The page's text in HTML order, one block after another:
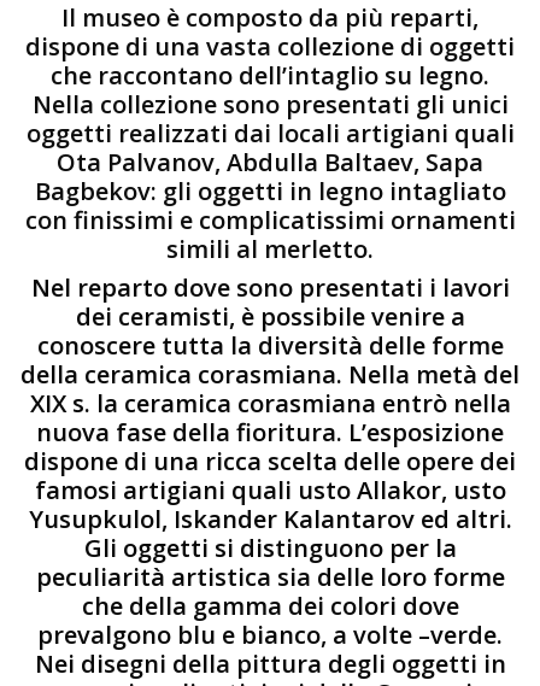
Il museo è composto da più reparti,
dispone di una vasta collezione di oggetti
che raccontano dell’intaglio su legno.
Nella collezione sono presentati gli unici
oggetti realizzati dai locali artigiani quali
Ota Palvanov, Abdulla Baltaev, Sapa
Bagbekov: gli oggetti in legno intagliato
con finissimi e complicatissimi ornamenti
simili al merletto.
Nel reparto dove sono presentati i lavori
dei ceramisti, è possibile venire a
conoscere tutta la diversità delle forme
della ceramica corasmiana. Nella metà del
XIX s. la ceramica corasmiana entrò nella
nuova fase della fioritura. L’esposizione
dispone di una ricca scelta delle opere dei
famosi artigiani quali usto Allakor, usto
Yusupkulol, Iskander Kalantarov ed altri.
Gli oggetti si distinguono per la
peculiarità artistica sia delle loro forme
che della gamma dei colori dove
prevalgono blu e bianco, a volte –verde.
Nei disegni della pittura degli oggetti in